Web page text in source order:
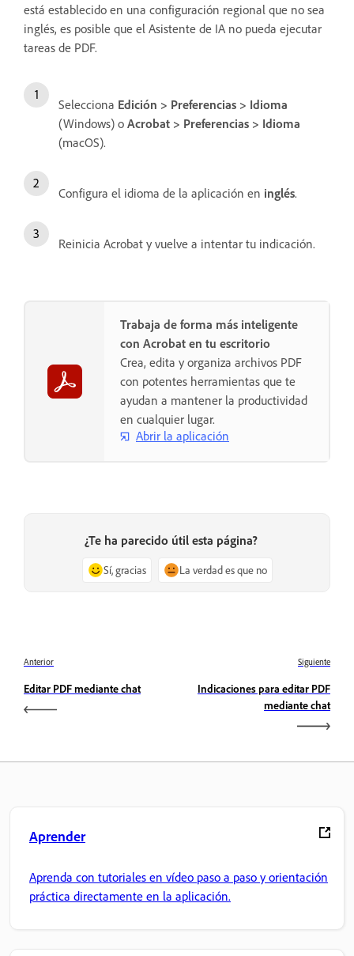
está establecido en una configuración regional que no sea
inglés, es posible que el Asistente de IA no pueda ejecutar
tareas de PDF.
Selecciona Edición > Preferencias > Idioma
(Windows) o Acrobat > Preferencias > Idioma
(macOS).
Configura el idioma de la aplicación en inglés.
Reinicia Acrobat y vuelve a intentar tu indicación.
Trabaja de forma más inteligente
con Acrobat en tu escritorio
Crea, edita y organiza archivos PDF
con potentes herramientas que te
ayudan a mantener la productividad
en cualquier lugar.
Abrir la aplicación
¿Te ha parecido útil esta página?
Sí, gracias La verdad es que no
Anterior
Editar PDF mediante chat
Siguiente
Indicaciones para editar PDF
mediante chat
Aprender
Aprenda con tutoriales en vídeo paso a paso y orientación
práctica directamente en la aplicación.